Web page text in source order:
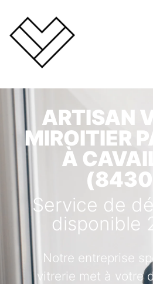
ARTISAN
MIROITIER
À
Service de
disponible
Notre entreprise
vitrerie met à votre